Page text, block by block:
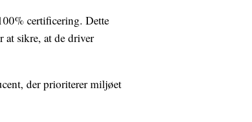
certificering. Dette
at sikre, at de driver
der prioriterer miljøet